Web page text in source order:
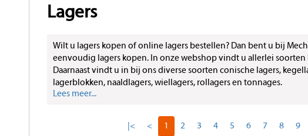
Lagers
Wilt u lagers kopen of online lagers bestellen? Dan bent u bij
eenvoudig lagers kopen. In onze webshop vindt u allerlei soorten
Daarnaast vindt u in bij ons diverse soorten conische lagers,
lagerblokken, naaldlagers, wiellagers, rollagers en tonnages.
Lees meer...
|< < 1 2 3 4 5 6 7 8 9